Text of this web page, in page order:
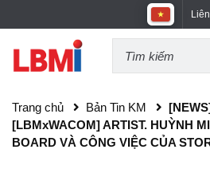
Trang chủ Bản Tin KM
[LBMxWACOM] ARTIST. HUỲNH
BOARD VÀ CÔNG VIỆC CỦA